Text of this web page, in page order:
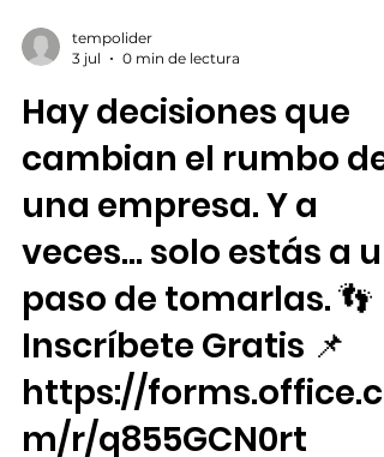
tempolider
3 jul
0 min de lectura
Hay decisiones que
cambian el rumbo de
una empresa. Y a
veces... solo estás a un
paso de tomarlas. 👣
Inscríbete Gratis 📌
https://forms.office.co
m/r/q855GCN0rt